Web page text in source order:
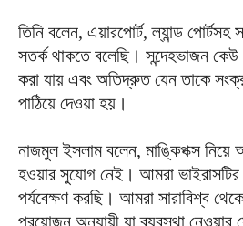
তিনি বলেন, এয়ারপোর্ট, ল্যান্ড
সতর্ক থাকতে বলেছি। সন্দেহভাজন
করা যায় এবং অতিদ্রুত যেন তাকে
পাঠিয়ে দেওয়া হয়।
নাজমুল ইসলাম বলেন, মাঙ্কিপক্স
হওয়ার সুযোগ নেই। আমরা ভাইরাসটির
পর্যবেক্ষণ করছি। আমরা সারাবিশ্ব
প্রয়োজন অনুযায়ী যা ব্যবস্থা নেওয়ার